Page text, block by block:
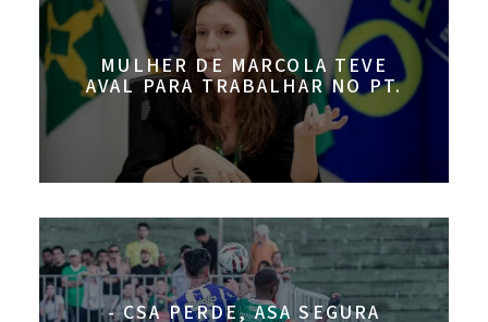
MULHER DE MARCOLA TEVE
AVAL PARA TRABALHAR NO PT.
- CSA PERDE, ASA SEGURA